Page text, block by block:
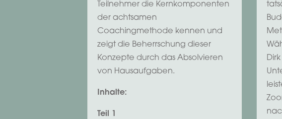
Teilnehmer die Kernkomponenten
der achtsamen
Coachingmethode kennen und
zeigt die Beherrschung dieser
Konzepte durch das Absolvieren
von Hausaufgaben.
Inhalte:
Teil 1